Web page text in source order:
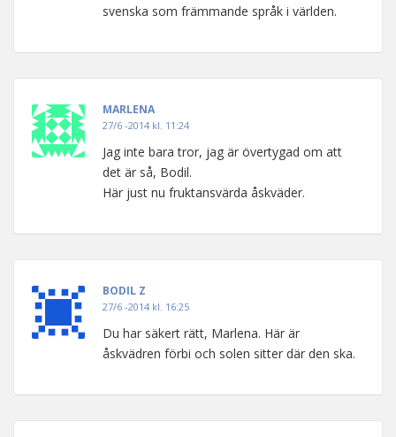
svenska som främmande språk i världen.
MARLENA
27/6 -2014 kl. 11:24
Jag inte bara tror, jag är övertygad om att
det är så, Bodil.
Här just nu fruktansvärda åskväder.
BODIL Z
27/6 -2014 kl. 16:25
Du har säkert rätt, Marlena. Här är
åskvädren förbi och solen sitter där den ska.